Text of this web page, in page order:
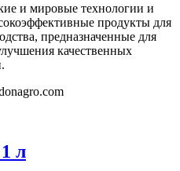
и мировые технологии и
продукты для
предназначенные для
качественных
л